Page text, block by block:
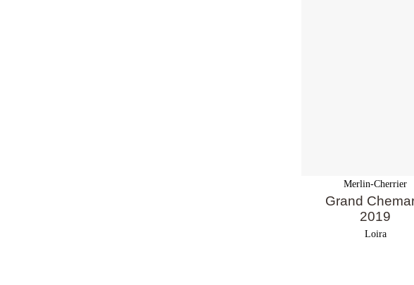
Merlin-Cherrier
Grand
2019
Loira